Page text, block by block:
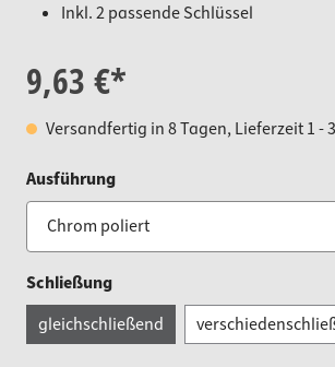
Inkl. 2 passende Schlüssel
9,63 €*
Versandfertig in 8 Tagen, Lieferzeit 1 -
Ausführungauswählen
Schließungauswählen
gleichschließend